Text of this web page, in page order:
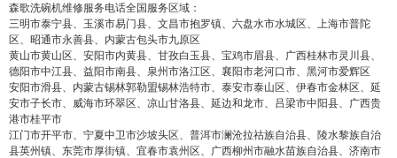
森歌洗碗机维修服务电话全国服务区域：
三明市泰宁县、玉溪市易门县、文昌市抱罗镇、六盘水市水城区、上海市普陀
区、昭通市永善县、内蒙古包头市九原区
黄山市黄山区、安阳市内黄县、甘孜白玉县、宝鸡市眉县、广西桂林市灵川县、
德阳市中江县、益阳市南县、泉州市洛江区、襄阳市老河口市、黑河市爱辉区
安阳市滑县、内蒙古锡林郭勒盟锡林浩特市、泰安市泰山区、伊春市金林区、延
安市子长市、威海市环翠区、凉山甘洛县、延边和龙市、吕梁市中阳县、广西贵
港市桂平市
江门市开平市、宁夏中卫市沙坡头区、普洱市澜沧拉祜族自治县、陵水黎族自治
县英州镇、东莞市厚街镇、宜春市袁州区、广西柳州市融水苗族自治县、济南市